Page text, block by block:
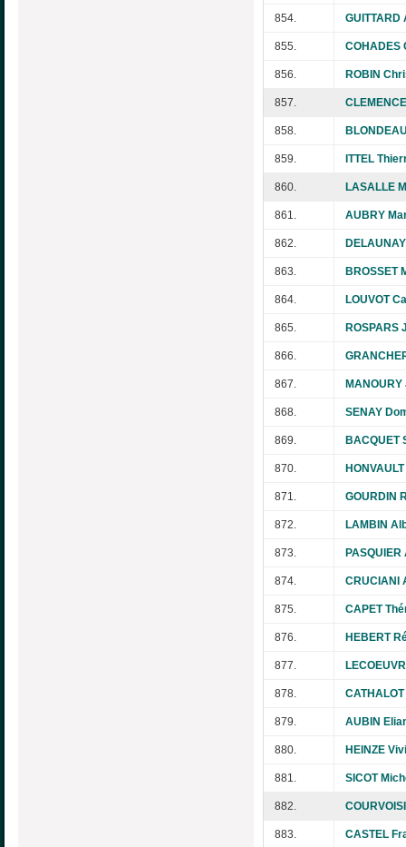
854. GUITTARD
855. COHADES
856. ROBIN
857.
858.
859. ITTEL
860. LASALLE
861. AUBRY
862.
863. BROSSET
864. LOUVOT
865. ROSPARS
866.
867.
868. SENAY
869. BACQUET
870.
871. GOURDIN
872. LAMBIN
873. PASQUIER
874. CRUCIANI
875. CAPET
876. HEBERT
877.
878.
879. AUBIN
880. HEINZE
881. SICOT
882.
883. CASTEL